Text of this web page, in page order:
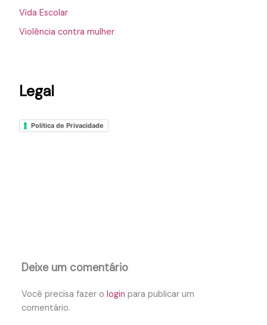
Vida Escolar
Violência contra mulher
Legal
Política de Privacidade
Deixe um comentário
Você precisa fazer ologin para publicar um
comentário.